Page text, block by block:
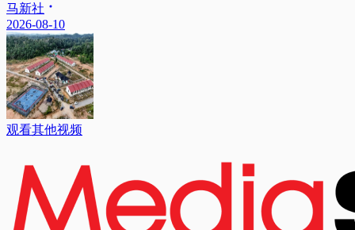
马新社
2026-08-10
观看其他视频